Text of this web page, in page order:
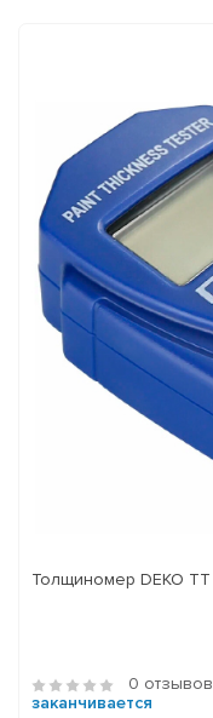
Толщиномер DEKO TT
0 отзывов
заканчивается